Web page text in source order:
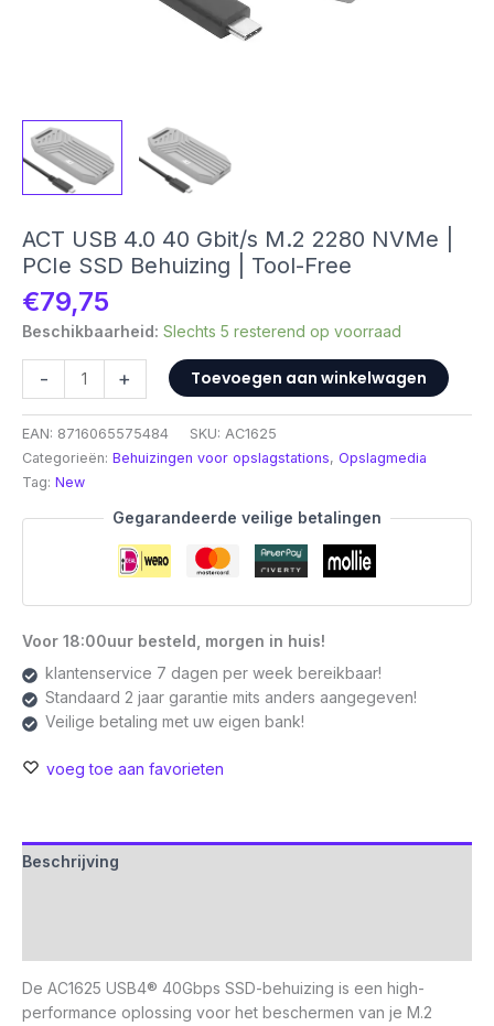
ACT USB 4.0 40 Gbit/s M.2 2280 NVMe |
PCIe SSD Behuizing | Tool-Free
€79,75
Beschikbaarheid: Slechts 5 resterend op voorraad
-
USB
4.0
40
Gbit/s
M.2
2280
SSD
Behuizing
Tool-
Free
aantal
+ Toevoegen aan winkelwagen
EAN: 8716065575484 SKU: AC1625
Categorieën: Behuizingen voor opslagstations, Opslagmedia
Tag: New
Gegarandeerde veilige betalingen
Voor 18:00uur besteld, morgen in huis!
klantenservice 7 dagen per week bereikbaar!
Standaard 2 jaar garantie mits anders aangegeven!
Veilige betaling met uw eigen bank!
voeg toe aan favorieten
Beschrijving
De AC1625 USB4® 40Gbps SSD-behuizing is een high-
performance oplossing voor het beschermen van je M.2